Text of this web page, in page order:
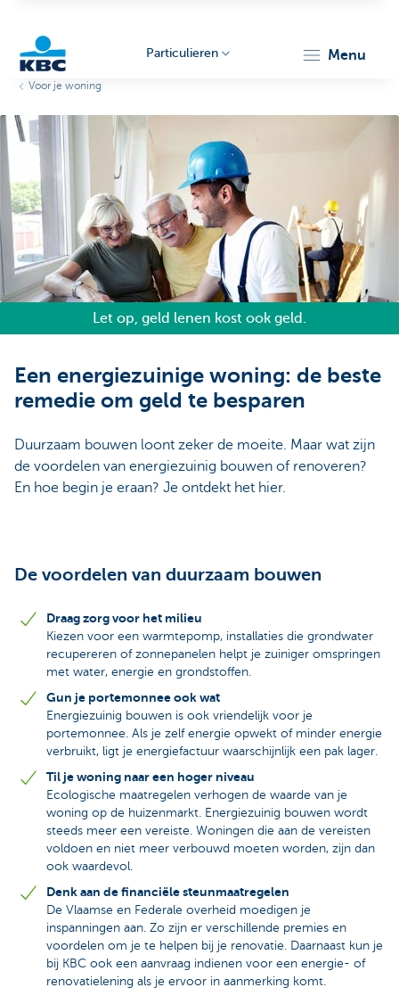
Particulieren
Particulieren menu
Voor je woning
Let op, geld lenen kost ook geld.
Een energiezuinige woning: de beste
remedie om geld te besparen
Duurzaam bouwen loont zeker de moeite. Maar wat zijn
de voordelen van energiezuinig bouwen of renoveren?
En hoe begin je eraan? Je ontdekt het hier.
De voordelen van duurzaam bouwen
Draag zorg voor het milieu
Kiezen voor een warmtepomp, installaties die grondwater
recupereren of zonnepanelen helpt je zuiniger omspringen
met water, energie en grondstoffen.
Gun je portemonnee ook wat
Energiezuinig bouwen is ook vriendelijk voor je
portemonnee. Als je zelf energie opwekt of minder energie
verbruikt, ligt je energiefactuur waarschijnlijk een pak lager.
Til je woning naar een hoger niveau
Ecologische maatregelen verhogen de waarde van je
woning op de huizenmarkt. Energiezuinig bouwen wordt
steeds meer een vereiste. Woningen die aan de vereisten
voldoen en niet meer verbouwd moeten worden, zijn dan
ook waardevol.
Denk aan de financiële steunmaatregelen
De Vlaamse en Federale overheid moedigen je
inspanningen aan. Zo zijn er verschillende premies en
voordelen om je te helpen bij je renovatie. Daarnaast kun je
bij KBC ook een aanvraag indienen voor een energie- of
renovatielening als je ervoor in aanmerking komt.